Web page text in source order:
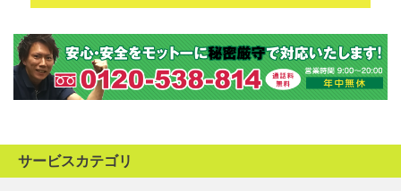
サービスカテゴリ